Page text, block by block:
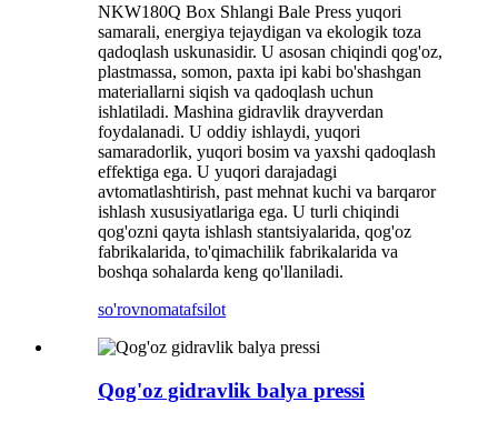
NKW180Q Box Shlangi Bale Press yuqori
samarali, energiya tejaydigan va ekologik toza
qadoqlash uskunasidir. U asosan chiqindi qog'oz,
plastmassa, somon, paxta ipi kabi bo'shashgan
materiallarni siqish va qadoqlash uchun
ishlatiladi. Mashina gidravlik drayverdan
foydalanadi. U oddiy ishlaydi, yuqori
samaradorlik, yuqori bosim va yaxshi qadoqlash
effektiga ega. U yuqori darajadagi
avtomatlashtirish, past mehnat kuchi va barqaror
ishlash xususiyatlariga ega. U turli chiqindi
qog'ozni qayta ishlash stantsiyalarida, qog'oz
fabrikalarida, to'qimachilik fabrikalarida va
boshqa sohalarda keng qo'llaniladi.
so'rovnomatafsilot
Qog'oz gidravlik balya pressi